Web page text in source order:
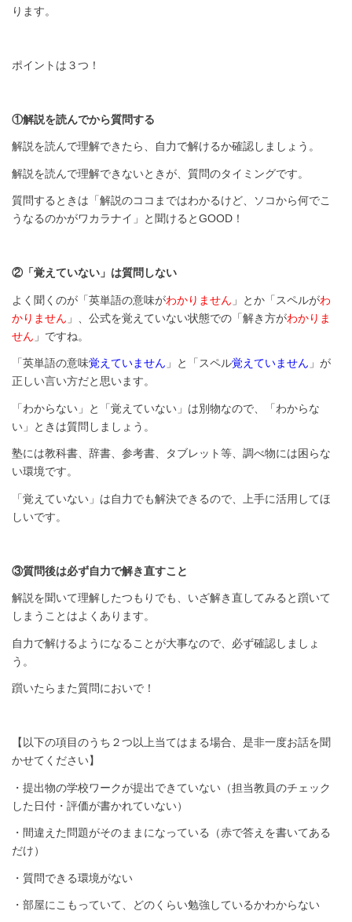
ります。
ポイントは３つ！
①解説を読んでから質問する
解説を読んで理解できたら、自力で解けるか確認しましょう。
解説を読んで理解できないときが、質問のタイミングです。
質問するときは「解説のココまではわかるけど、ソコから何でこ
うなるのかがワカラナイ」と聞けるとGOOD！
②「覚えていない」は質問しない
よく聞くのが「英単語の意味がわかりません 」とか「スペルがわ
かりません 」、公式を覚えていない状態での「解き方がわかりま
せん 」ですね。
「英単語の意味覚えていません 」と「スペル覚えていません 」が
正しい言い方だと思います。
「わからない」と「覚えていない」は別物なので、「わからな
い」ときは質問しましょう。
塾には教科書、辞書、参考書、タブレット等、調べ物には困らな
い環境です。
「覚えていない」は自力でも解決できるので、上手に活用してほ
しいです。
③質問後は必ず自力で解き直すこと
解説を聞いて理解したつもりでも、いざ解き直してみると躓いて
しまうことはよくあります。
自力で解けるようになることが大事なので、必ず確認しましょ
う。
躓いたらまた質問においで！
【以下の項目のうち２つ以上当てはまる場合、是非一度お話を聞
かせてください】
・提出物の学校ワークが提出できていない（担当教員のチェック
した日付・評価が書かれていない）
・間違えた問題がそのままになっている（赤で答えを書いてある
だけ）
・質問できる環境がない
・部屋にこもっていて、どのくらい勉強しているかわからない